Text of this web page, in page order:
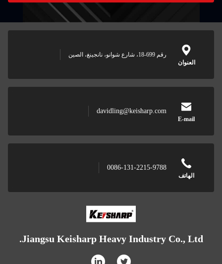
العنوان
رقم 699-18، شارع شوانو، نانجينغ، الصين
E-mail
davidling@keisharp.com
الهاتف
0086-131-2215-9788
Jiangsu Keisharp Heavy Industry Co., Ltd.